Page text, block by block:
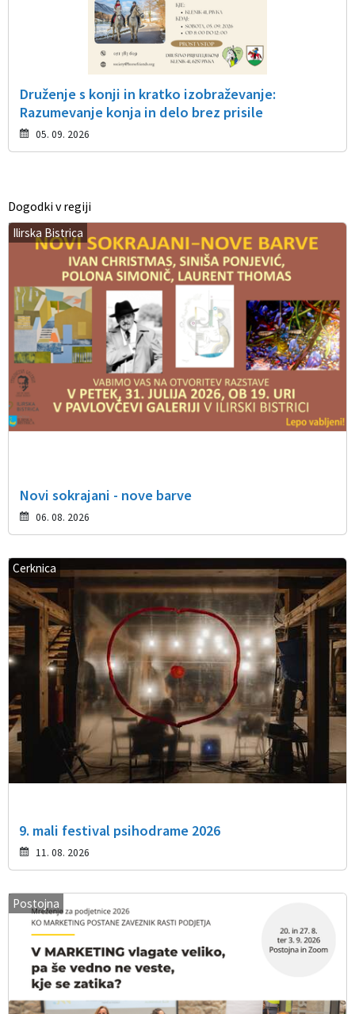
Druženje s konji in kratko izobraževanje:
Razumevanje konja in delo brez prisile
05. 09. 2026
Dogodki v regiji
Ilirska Bistrica
Novi sokrajani - nove barve
06. 08. 2026
Cerknica
9. mali festival psihodrame 2026
11. 08. 2026
Postojna